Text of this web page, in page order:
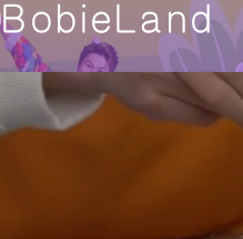
BobieLand